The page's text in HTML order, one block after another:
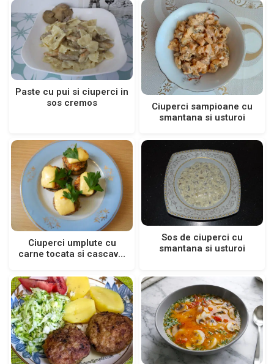
Paste cu pui si ciuperci in
sos cremos
Ciuperci sampioane cu
smantana si usturoi
Ciuperci umplute cu
carne tocata si cascaval
Sos de ciuperci cu
smantana si usturoi